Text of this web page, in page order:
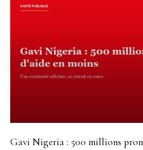
Gavi Nigeria : 500 millions